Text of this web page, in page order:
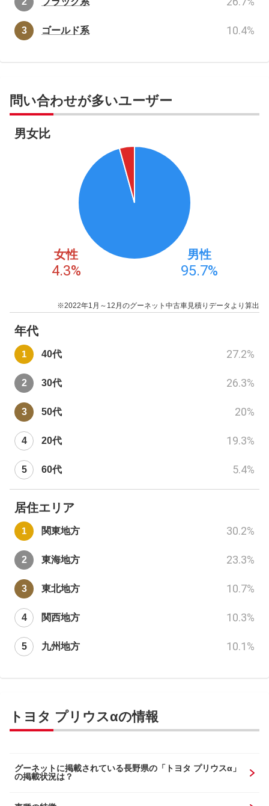
ゴールド系 10.4%
問い合わせが多いユーザー
男女比
女性
4.3%
男性
95.7%
※2022年1月～12月のグーネット中古車見積りデータより算出
年代
40代 27.2%
30代 26.3%
50代 20%
20代 19.3%
60代 5.4%
居住エリア
関東地方 30.2%
東海地方 23.3%
東北地方 10.7%
関西地方 10.3%
九州地方 10.1%
トヨタ プリウスαの情報
グーネットに掲載されている長野県の「トヨタ プリウスα」
の掲載状況は？